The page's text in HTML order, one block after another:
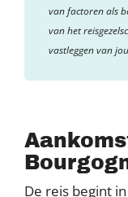
van factoren als
van het
vastleggen van
De reis begint